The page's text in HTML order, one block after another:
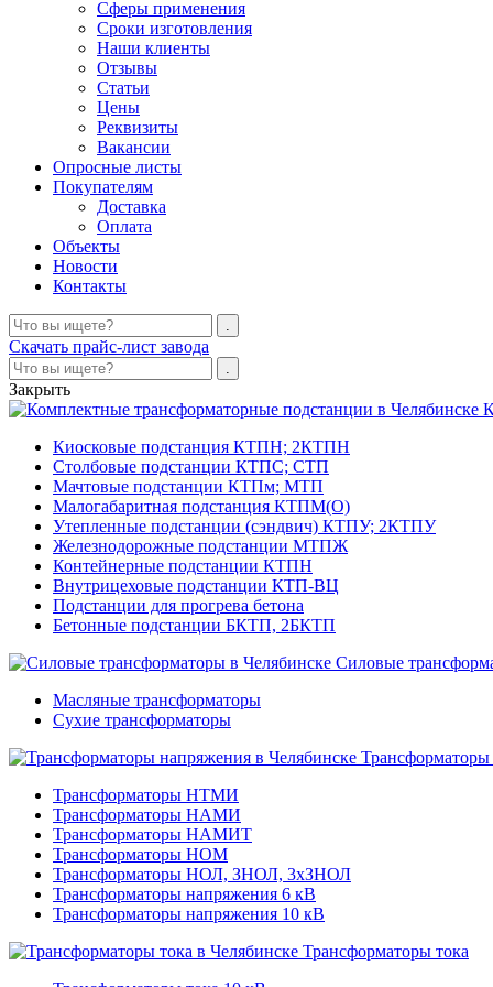
Сферы применения
Сроки изготовления
Наши клиенты
Отзывы
Статьи
Цены
Реквизиты
Вакансии
Опросные листы
Покупателям
Доставка
Оплата
Объекты
Новости
Контакты
Скачать прайс-лист завода
Закрыть
Киосковые подстанция КТПН; 2КТПН
Столбовые подстанции КТПС; СТП
Мачтовые подстанции КТПм; МТП
Малогабаритная подстанция КТПМ(О)
Утепленные подстанции (сэндвич) КТПУ; 2КТПУ
Железнодорожные подстанции МТПЖ
Контейнерные подстанции КТПН
Внутрицеховые подстанции КТП-ВЦ
Подстанции для прогрева бетона
Бетонные подстанции БКТП, 2БКТП
Силовые
Масляные трансформаторы
Сухие трансформаторы
Трансформаторы НТМИ
Трансформаторы НАМИ
Трансформаторы НАМИТ
Трансформаторы НОМ
Трансформаторы НОЛ, ЗНОЛ, 3хЗНОЛ
Трансформаторы напряжения 6 кВ
Трансформаторы напряжения 10 кВ
Трансформаторы тока